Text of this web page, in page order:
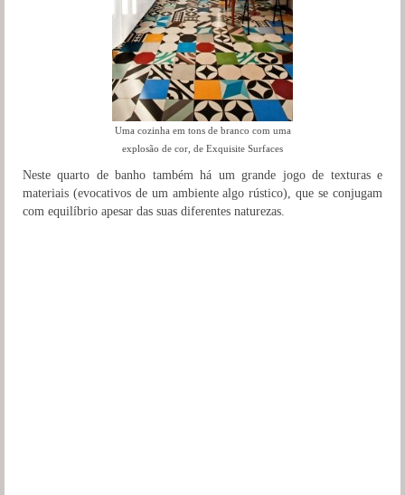
Uma cozinha em tons de branco com uma
explosão de cor, de Exquisite Surfaces
Neste quarto de banho também há um grande jogo de texturas e
materiais (evocativos de um ambiente algo rústico), que se conjugam
com equilíbrio apesar das suas diferentes naturezas.